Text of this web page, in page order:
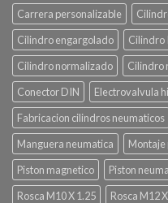
Carrera personalizable
Cilindro engargolado
Cilindro
Cilindro normalizado
Cilindro
Conector DIN
Electrovalvula
Fabricacion cilindros neumaticos
Manguera neumatica
Montaje
Piston magnetico
Piston
Rosca M10 X 1.25
Rosca M12